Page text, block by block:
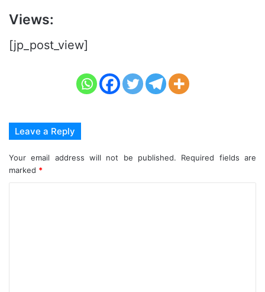
Views:
[jp_post_view]
Leave a Reply
Your email address will not be published.
Required fields are
marked *